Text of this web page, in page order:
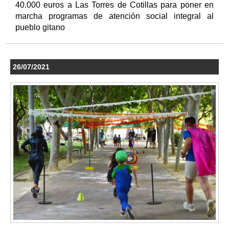
40.000 euros a Las Torres de Cotillas para poner en
marcha programas de atención social integral al
pueblo gitano
26/07/2021